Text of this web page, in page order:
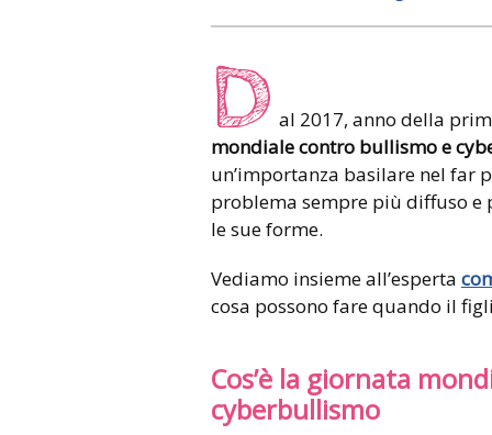
D al 2017, anno della
mondiale contro bullismo e
un’importanza basilare nel far
problema sempre più diffuso
le sue forme.
Vediamo insieme all’esperta
cosa possono fare quando il
Cos’è la giornata
cyberbullismo